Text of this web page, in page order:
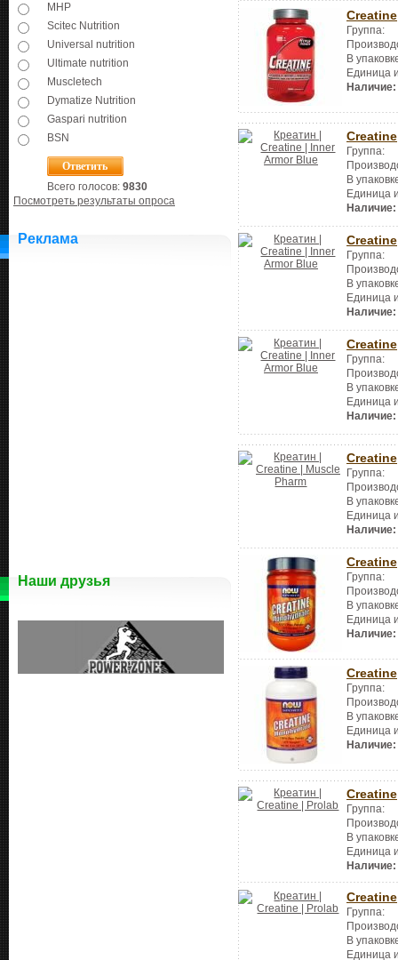
MHP
Scitec Nutrition
Universal nutrition
Ultimate nutrition
Muscletech
Dymatize Nutrition
Gaspari nutrition
BSN
Всего голосов: 9830
Посмотреть результаты опроса
Реклама
Наши друзья
Creatine
Группа:
В
Единица
Наличие:
Creatine
Группа:
В
Единица
Наличие:
Creatine
Группа:
В
Единица
Наличие:
Creatine
Группа:
В
Единица
Наличие:
Creatine
Группа:
В
Единица
Наличие:
Creatine
Группа:
В
Единица
Наличие:
Creatine
Группа:
В
Единица
Наличие:
Creatine
Группа:
В
Единица
Наличие:
Creatine
Группа:
В
Единица